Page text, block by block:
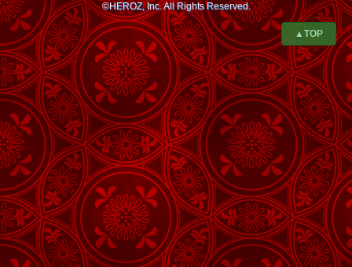
©HEROZ, Inc. All Rights Reserved.
▲TOP